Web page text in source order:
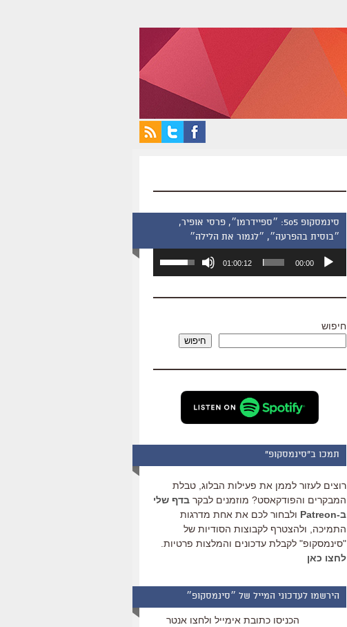
סינמסקופ 505: ״ספיידרמן״, פרסי אופיר,
״בוסית בהפרעה״, ״לגמור את הלילה״
אודיו
00:00
01:00:12
השתמש
כדי
שמע.
חיפוש
חיפוש
תמכו ב"סינמסקופ"
רוצים לעזור לממן את פעילות הבלוג, טבלת
המבקרים והפודקאסט? מוזמנים לבקר בדף שלי
ב-Patreon
ולבחור לכם את אחת מדרגות
התמיכה, ולהצטרף לקבוצות הסודיות של
"סינמסקופ" לקבלת עדכונים והמלצות פרטיות.
לחצו כאן
הירשמו לעדכוני המייל של ״סינמסקופ״
הכניסו כתובת אימייל ולחצו אנטר